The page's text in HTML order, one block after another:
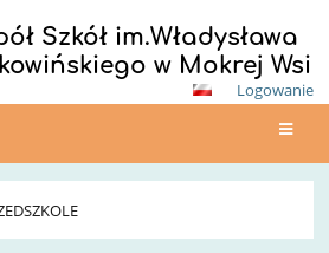
Szkół im.Władysława
w Mokrej Wsi
Logowanie